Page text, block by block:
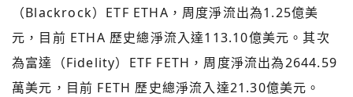
（Blackrock）ETF ETHA，周度淨流出為1.25億美
元，目前 ETHA 歷史總淨流入達113.10億美元。其次
為富達（Fidelity）ETF FETH，周度淨流出為2644.59
萬美元，目前 FETH 歷史總淨流入達21.30億美元。